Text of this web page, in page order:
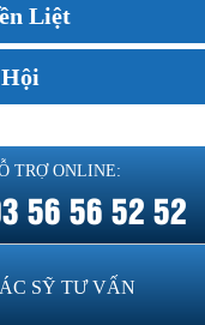
Liệt
TRỢ ONLINE:
56 56 52 52
SỸ TƯ VẤN